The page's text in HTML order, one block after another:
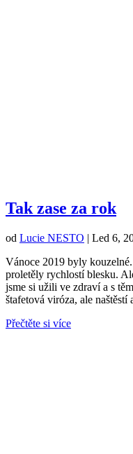
Tak zase za rok
od Lucie NESTO | Led 6,
Vánoce 2019 byly
proletěly rychlostí blesku.
jsme si užili ve zdraví a s
štafetová viróza, ale
Přečtěte si více